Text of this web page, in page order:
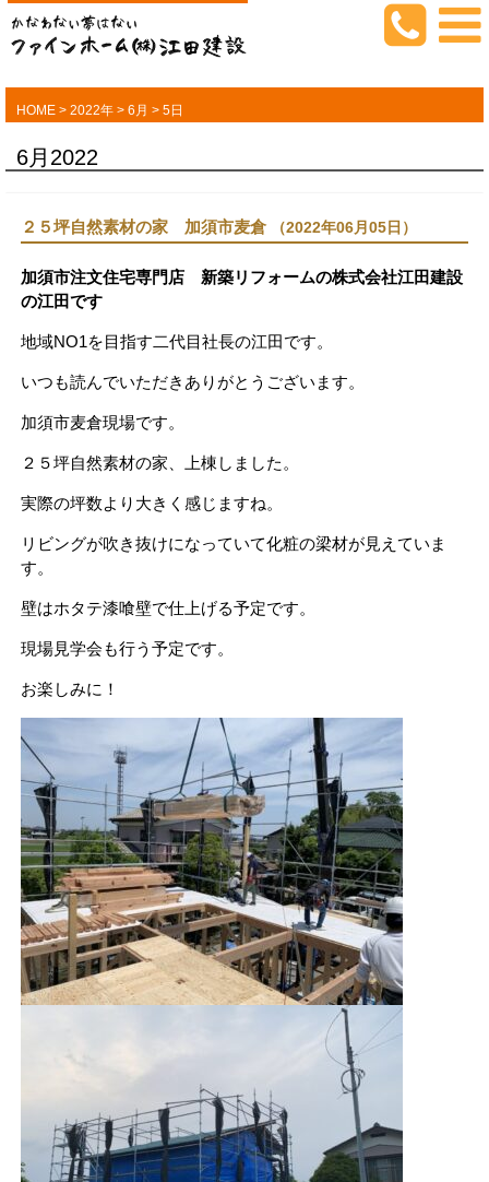
HOME > 2022年 > 6月 > 5日
6月2022
２５坪自然素材の家 加須市麦倉 （2022年06月05日）
加須市注文住宅専門店 新築リフォームの株式会社江田建設
の江田です
地域NO1を目指す二代目社長の江田です。
いつも読んでいただきありがとうございます。
加須市麦倉現場です。
２５坪自然素材の家、上棟しました。
実際の坪数より大きく感じますね。
リビングが吹き抜けになっていて化粧の梁材が見えていま
す。
壁はホタテ漆喰壁で仕上げる予定です。
現場見学会も行う予定です。
お楽しみに！